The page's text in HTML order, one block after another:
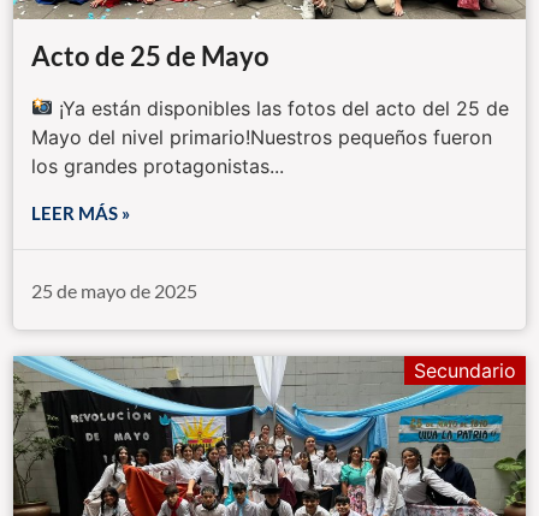
Acto de 25 de Mayo
¡Ya están disponibles las fotos del acto del 25 de
Mayo del nivel primario!Nuestros pequeños fueron
los grandes protagonistas...
LEER MÁS »
25 de mayo de 2025
Secundario